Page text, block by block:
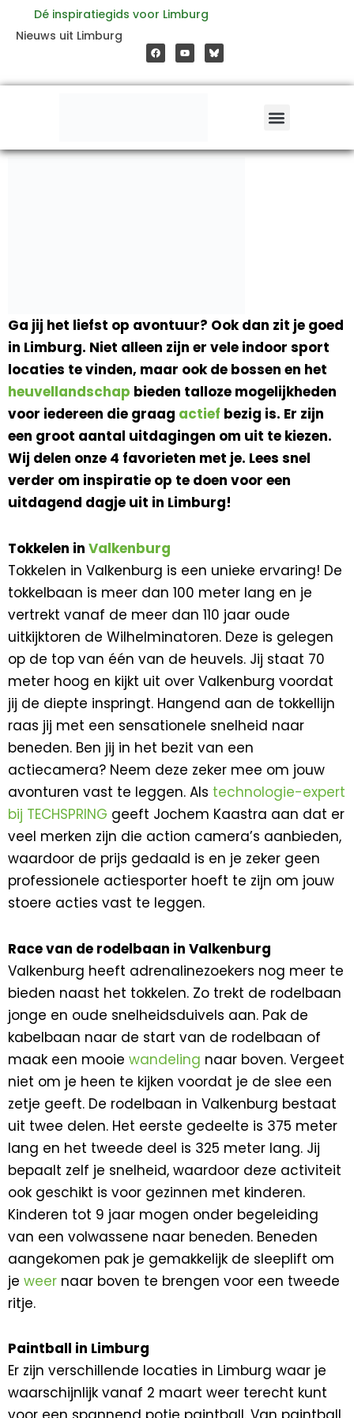
inhoud
Dé inspiratiegids voor Limburg
Nieuws uit Limburg
a
c
e
o
o
o
u
t
b
e
Ga jij het liefst op avontuur? Ook dan zit je goed
in Limburg. Niet alleen zijn er vele indoor sport
locaties te vinden, maar ook de bossen en het
heuvellandschap bieden talloze mogelijkheden
voor iedereen die graag actief bezig is. Er zijn
een groot aantal uitdagingen om uit te kiezen.
Wij delen onze 4 favorieten met je. Lees snel
verder om inspiratie op te doen voor een
uitdagend dagje uit in Limburg!
Tokkelen in Valkenburg
Tokkelen in Valkenburg is een unieke ervaring! De
tokkelbaan is meer dan 100 meter lang en je
vertrekt vanaf de meer dan 110 jaar oude
uitkijktoren de Wilhelminatoren. Deze is gelegen
op de top van één van de heuvels. Jij staat 70
meter hoog en kijkt uit over Valkenburg voordat
jij de diepte inspringt. Hangend aan de tokkellijn
raas jij met een sensationele snelheid naar
beneden. Ben jij in het bezit van een
actiecamera? Neem deze zeker mee om jouw
avonturen vast te leggen. Als technologie-expert
bij TECHSPRING geeft Jochem Kaastra aan dat er
veel merken zijn die action camera’s aanbieden,
waardoor de prijs gedaald is en je zeker geen
professionele actiesporter hoeft te zijn om jouw
stoere acties vast te leggen.
Race van de rodelbaan in Valkenburg
Valkenburg heeft adrenalinezoekers nog meer te
bieden naast het tokkelen. Zo trekt de rodelbaan
jonge en oude snelheidsduivels aan. Pak de
kabelbaan naar de start van de rodelbaan of
maak een mooie wandeling naar boven. Vergeet
niet om je heen te kijken voordat je de slee een
zetje geeft. De rodelbaan in Valkenburg bestaat
uit twee delen. Het eerste gedeelte is 375 meter
lang en het tweede deel is 325 meter lang. Jij
bepaalt zelf je snelheid, waardoor deze activiteit
ook geschikt is voor gezinnen met kinderen.
Kinderen tot 9 jaar mogen onder begeleiding
van een volwassene naar beneden. Beneden
aangekomen pak je gemakkelijk de sleeplift om
je weer naar boven te brengen voor een tweede
ritje.
Paintball in Limburg
Er zijn verschillende locaties in Limburg waar je
waarschijnlijk vanaf 2 maart weer terecht kunt